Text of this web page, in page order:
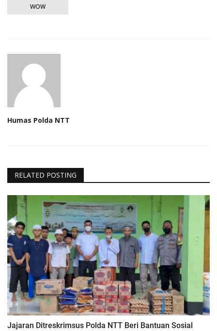
WOW
Humas Polda NTT
RELATED POSTING
Jajaran Ditreskrimsus Polda NTT Beri Bantuan Sosial